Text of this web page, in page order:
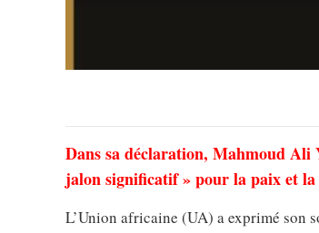
Dans sa déclaration, Mahmoud Ali
jalon significatif » pour la paix et
L’Union africaine (UA) a exprimé son